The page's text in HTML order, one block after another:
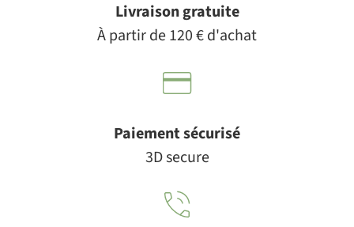
Livraison gratuite
À partir de 120 € d'achat
Paiement sécurisé
3D secure